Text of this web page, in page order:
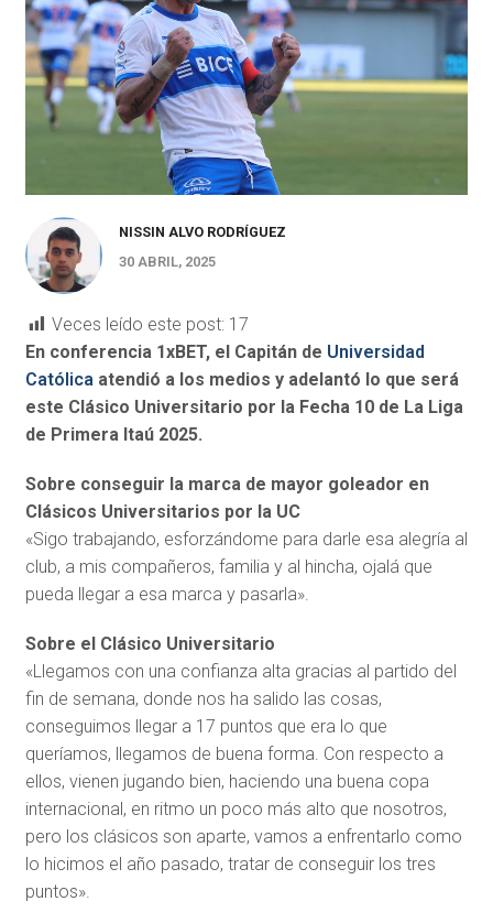
NISSIN ALVO RODRÍGUEZ
30 ABRIL, 2025
Veces leído este post: 17
En conferencia 1xBET, el Capitán de Universidad
Católicaatendió a los medios y adelantó lo que será
este Clásico Universitario por la Fecha 10 de La Liga
de Primera Itaú 2025.
Sobre conseguir la marca de mayor goleador en
Clásicos Universitarios por la UC
«Sigo trabajando, esforzándome para darle esa alegría al
club, a mis compañeros, familia y al hincha, ojalá que
pueda llegar a esa marca y pasarla».
Sobre el Clásico Universitario
«Llegamos con una confianza alta gracias al partido del
fin de semana, donde nos ha salido las cosas,
conseguimos llegar a 17 puntos que era lo que
queríamos, llegamos de buena forma. Con respecto a
ellos, vienen jugando bien, haciendo una buena copa
internacional, en ritmo un poco más alto que nosotros,
pero los clásicos son aparte, vamos a enfrentarlo como
lo hicimos el año pasado, tratar de conseguir los tres
puntos».